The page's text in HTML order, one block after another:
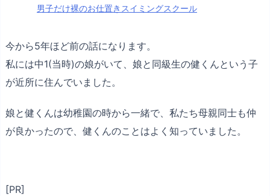
男子だけ裸のお仕置きスイミングスクール
今から5年ほど前の話になります。
私には中1(当時)の娘がいて、娘と同級生の健くんという子
が近所に住んでいました。
娘と健くんは幼稚園の時から一緒で、私たち母親同士も仲
が良かったので、健くんのことはよく知っていました。
[PR]